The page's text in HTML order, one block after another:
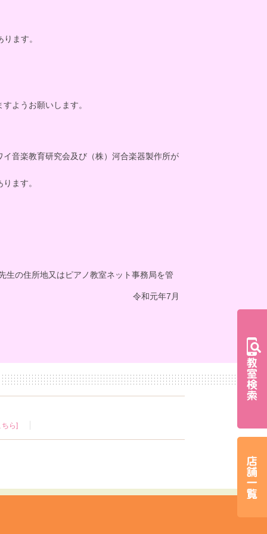
ます。
ようお願いします。
音楽教育研究会及び（株）河合楽器製作所が
ます。
生の住所地又はピアノ教室ネット事務局を管
令和元年7月
ら]